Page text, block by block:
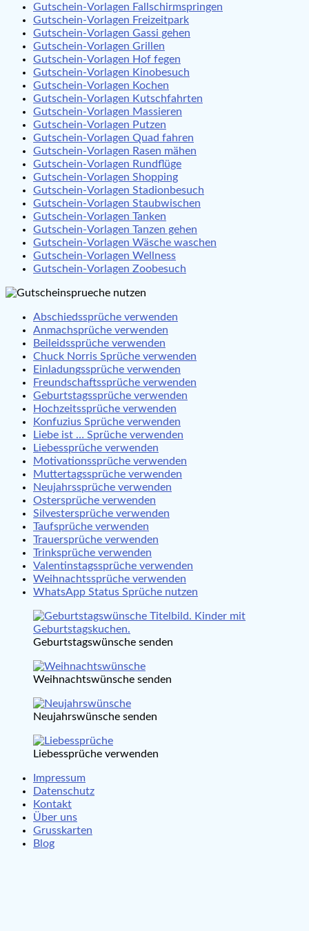
Gutschein-Vorlagen Fallschirmspringen
Gutschein-Vorlagen Freizeitpark
Gutschein-Vorlagen Gassi gehen
Gutschein-Vorlagen Grillen
Gutschein-Vorlagen Hof fegen
Gutschein-Vorlagen Kinobesuch
Gutschein-Vorlagen Kochen
Gutschein-Vorlagen Kutschfahrten
Gutschein-Vorlagen Massieren
Gutschein-Vorlagen Putzen
Gutschein-Vorlagen Quad fahren
Gutschein-Vorlagen Rasen mähen
Gutschein-Vorlagen Rundflüge
Gutschein-Vorlagen Shopping
Gutschein-Vorlagen Stadionbesuch
Gutschein-Vorlagen Staubwischen
Gutschein-Vorlagen Tanken
Gutschein-Vorlagen Tanzen gehen
Gutschein-Vorlagen Wäsche waschen
Gutschein-Vorlagen Wellness
Gutschein-Vorlagen Zoobesuch
Abschiedssprüche verwenden
Anmachsprüche verwenden
Beileidssprüche verwenden
Chuck Norris Sprüche verwenden
Einladungssprüche verwenden
Freundschaftssprüche verwenden
Geburtstagssprüche verwenden
Hochzeitssprüche verwenden
Konfuzius Sprüche verwenden
Liebe ist … Sprüche verwenden
Liebessprüche verwenden
Motivationssprüche verwenden
Muttertagssprüche verwenden
Neujahrssprüche verwenden
Ostersprüche verwenden
Silvestersprüche verwenden
Taufsprüche verwenden
Trauersprüche verwenden
Trinksprüche verwenden
Valentinstagssprüche verwenden
Weihnachtssprüche verwenden
WhatsApp Status Sprüche nutzen
Geburtstagswünsche senden
Weihnachtswünsche senden
Neujahrswünsche senden
Liebessprüche verwenden
Impressum
Datenschutz
Kontakt
Über uns
Grusskarten
Blog